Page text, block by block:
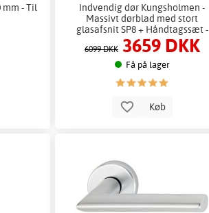
mm - Til
Indvendig dør Kungsholmen -
Massivt dørblad med stort
glasafsnit SP8 + Håndtagssæt -
Blank
6099 DKK 3659 DKK
Få på lager
Køb